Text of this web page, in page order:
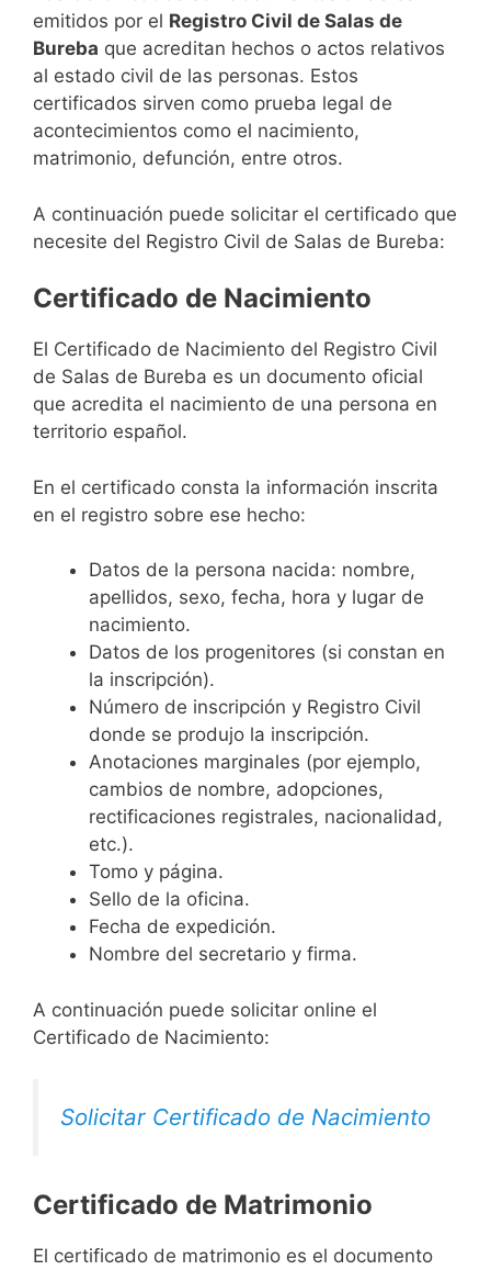
emitidos por el Registro Civil de Salas de
Bureba que acreditan hechos o actos relativos
al estado civil de las personas. Estos
certificados sirven como prueba legal de
acontecimientos como el nacimiento,
matrimonio, defunción, entre otros.
A continuación puede solicitar el certificado que
necesite del Registro Civil de Salas de Bureba:
Certificado de Nacimiento
El Certificado de Nacimiento del Registro Civil
de Salas de Bureba es un documento oficial
que acredita el nacimiento de una persona en
territorio español.
En el certificado consta la información inscrita
en el registro sobre ese hecho:
Datos de la persona nacida: nombre,
apellidos, sexo, fecha, hora y lugar de
nacimiento.
Datos de los progenitores (si constan en
la inscripción).
Número de inscripción y Registro Civil
donde se produjo la inscripción.
Anotaciones marginales (por ejemplo,
cambios de nombre, adopciones,
rectificaciones registrales, nacionalidad,
etc.).
Tomo y página.
Sello de la oficina.
Fecha de expedición.
Nombre del secretario y firma.
A continuación puede solicitar online el
Certificado de Nacimiento:
Solicitar Certificado de Nacimiento
Certificado de Matrimonio
El certificado de matrimonio es el documento